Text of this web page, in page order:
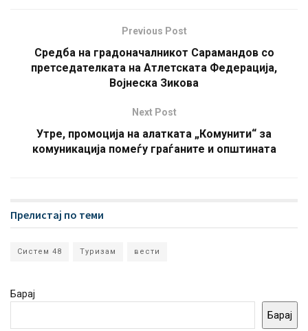
Previous Post
Средба на градоначалникот Сарамандов со
претседателката на Атлетската Федерација,
Војнеска Зикова
Next Post
Утре, промоција на алатката „Комунити“ за
комуникација помеѓу граѓаните и општината
Прелистај по теми
Систем 48 Туризам вести
Барај
Барај